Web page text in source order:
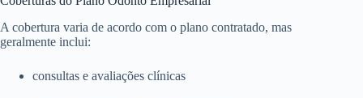
A cobertura varia de acordo com o plano contratado, mas
geralmente inclui:
consultas e avaliações clínicas